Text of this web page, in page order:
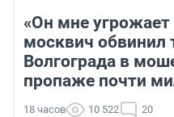
«Он мне
москвич обвинил
Волгограда в
пропаже почти
18 часов 10 522 20